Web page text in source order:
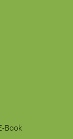
Book